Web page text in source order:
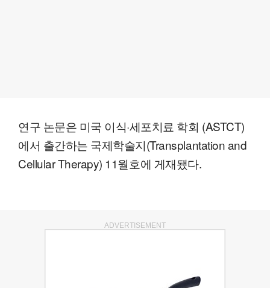
연구 논문은 미국 이식·세포치료 학회 (ASTCT)
에서 출간하는 국제학술지(Transplantation and
Cellular Therapy) 11월호에 게재됐다.
ADVERTISEMENT